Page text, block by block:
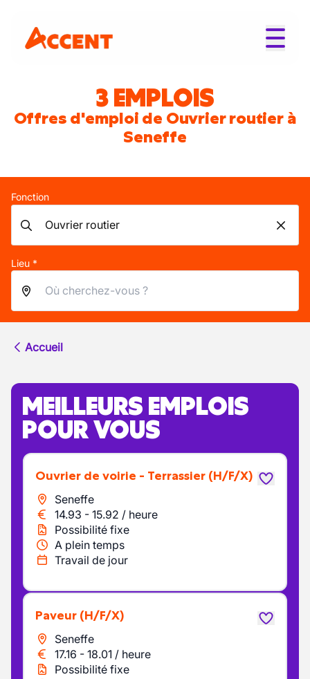
3 EMPLOIS
Offres d'emploi de Ouvrier routier à
Seneffe
Fonction
Lieu *
Accueil
MEILLEURS EMPLOIS
POUR VOUS
Ouvrier de voirie - Terrassier (H/F/X)
Seneffe
14.93 - 15.92 / heure
Possibilité fixe
A plein temps
Travail de jour
Paveur (H/F/X)
Seneffe
17.16 - 18.01 / heure
Possibilité fixe